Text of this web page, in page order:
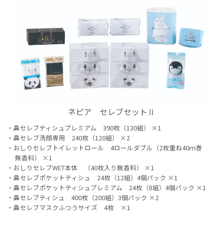
ネピア セレブセットⅡ
鼻セレブティシュプレミアム 390枚（130組） ×1
鼻セレブ洗顔専用 240枚（120組） ×2
おしりセレブトイレットロール 4ロールダブル（2枚重ね40ｍ巻
無香料） ×1
おしりセレブWET本体 （40枚入り無香料） ×1
鼻セレブポケットティシュ 24枚（12組）4個パック ×1
鼻セレブポケットティシュプレミアム 24枚（8組）4個パック ×1
鼻セレブティシュ 400枚（200組）3個パック ×2
鼻セレブマスクふつうサイズ 4枚 ×1